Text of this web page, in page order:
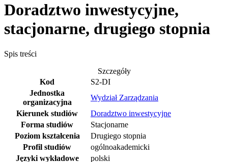
Doradztwo inwestycyjne,
stacjonarne, drugiego stopnia
Spis treści
Szczegóły
Kod
S2-DI
Jednostka
organizacyjna
Wydział Zarządzania
Kierunek studiów
Doradztwo inwestycyjne
Forma studiów
Stacjonarne
Poziom kształcenia
Drugiego stopnia
Profil studiów
ogólnoakademicki
Języki wykładowe
polski